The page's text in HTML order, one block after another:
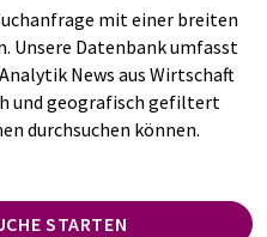
mit einer breiten
Unsere Datenbank umfasst
News aus Wirtschaft
und geografisch gefiltert
durchsuchen können.
STARTEN